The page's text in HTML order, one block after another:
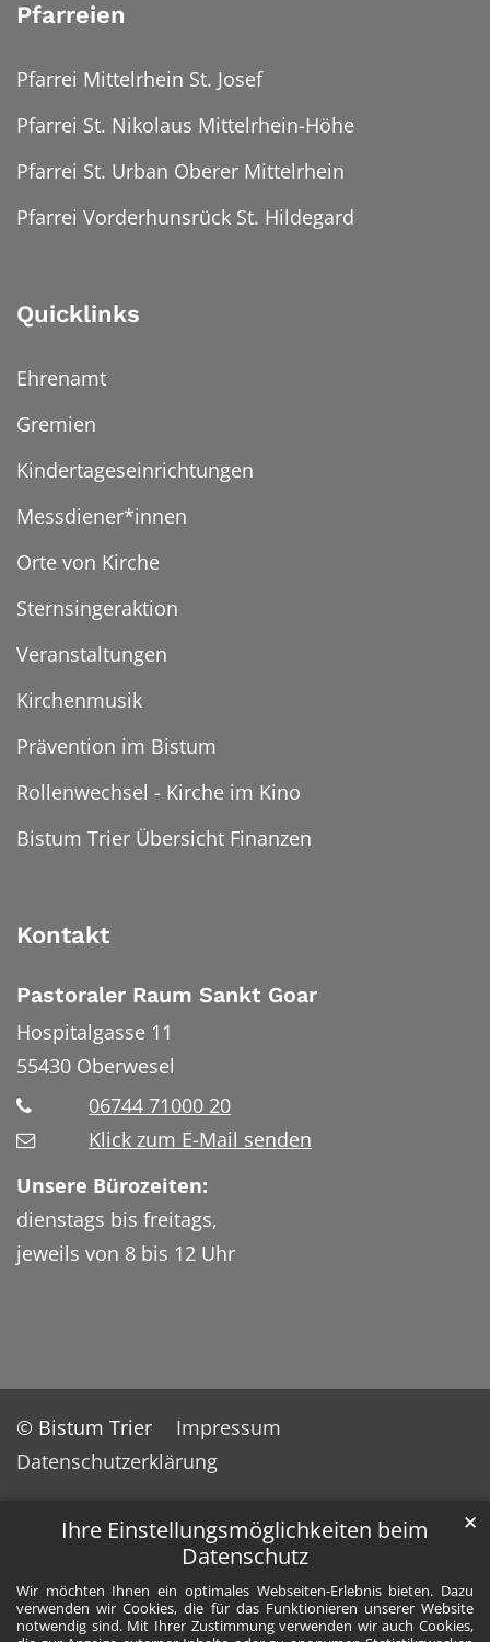
Ihre Einstellungsmöglichkeiten beim
Datenschutz
Wir möchten Ihnen ein optimales Webseiten-Erlebnis bieten. Dazu
verwenden wir Cookies, die für das Funktionieren unserer Website
notwendig sind. Mit Ihrer Zustimmung verwenden wir auch Cookies,
✕
Pfarreien
Pfarrei Mittelrhein St. Josef
Pfarrei St. Nikolaus Mittelrhein-Höhe
Pfarrei St. Urban Oberer Mittelrhein
Pfarrei Vorderhunsrück St. Hildegard
Quicklinks
Ehrenamt
Gremien
Kindertageseinrichtungen
Messdiener*innen
Orte von Kirche
Sternsingeraktion
Veranstaltungen
Kirchenmusik
Prävention im Bistum
Rollenwechsel - Kirche im Kino
Bistum Trier Übersicht Finanzen
Kontakt
Pastoraler Raum Sankt Goar
Hospitalgasse 11
55430 Oberwesel
06744 71000 20
Klick zum E-Mail senden
Unsere Bürozeiten:
dienstags bis freitags,
jeweils von 8 bis 12 Uhr
© Bistum Trier
Impressum
Datenschutzerklärung